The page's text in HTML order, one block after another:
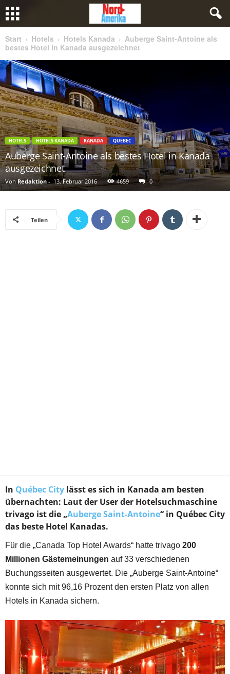
Start Hotels Hotels Kanada
Auberge Saint-Antoine als
bestes Hotel in Kanada ausgezeichnet
HOTELS HOTELS KANADA KANADA QUEBEC
Auberge Saint-Antoine als bestes Hotel in Kanada
ausgezeichnet
Von Redaktion - 13. Februar 2016 4659 0
Teilen
In Québec City lässt es sich in Kanada am besten
übernachten: Laut der User der Hotelsuchmaschine
trivago ist die „Auberge Saint-Antoine“ in Québec City
das beste Hotel Kanadas.
Für die „Canada Top Hotel Awards“ hatte trivago 200
Millionen Gästemeinungen auf 33 verschiedenen
Buchungsseiten ausgewertet. Die „Auberge Saint-Antoine“
konnte sich mit 96,16 Prozent den ersten Platz von allen
Hotels in Kanada sichern.